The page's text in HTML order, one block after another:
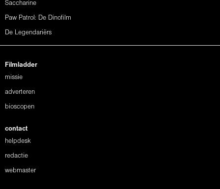
Saccharine
Paw Patrol: De Dinofilm
De Legendariërs
Filmladder
missie
adverteren
bioscopen
contact
helpdesk
redactie
webmaster